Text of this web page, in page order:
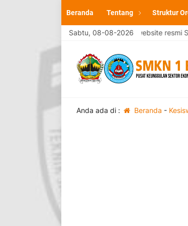
Beranda Tentang Struktur
Sabtu, 08-08-2026
Selamat Datang di website resmi SMK Negeri 1
Anda ada di : Beranda -